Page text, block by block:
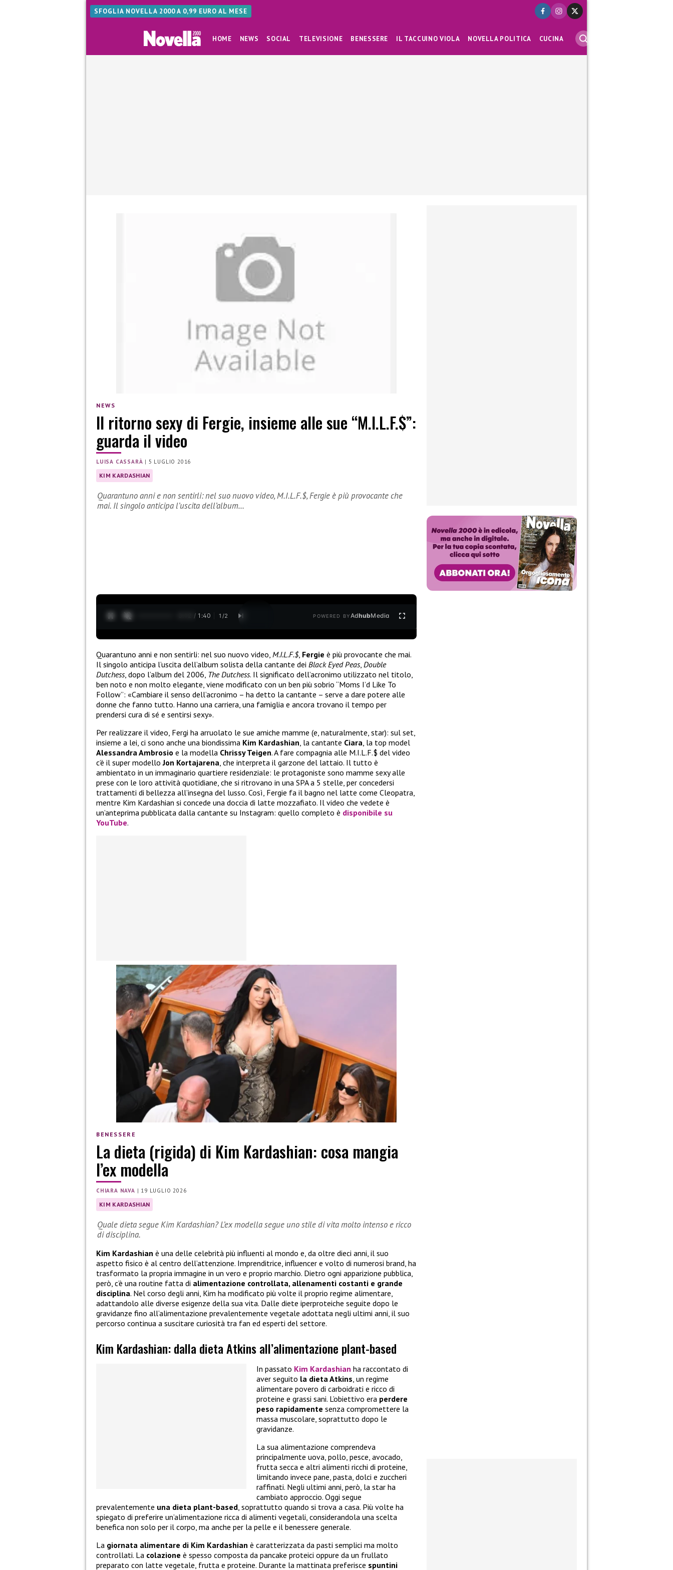
SFOGLIA NOVELLA 2000 A 0,99 EURO AL MESE
HOME NEWS SOCIAL TELEVISIONE BENESSERE IL TACCUINO VIOLA NOVELLA POLITICA CUCINA
NEWS
Il ritorno sexy di Fergie, insieme alle sue “M.I.L.F.$”:
guarda il video
LUISA CASSARÀ | 5 LUGLIO 2016
KIM KARDASHIAN
Quarantuno anni e non sentirli: nel suo nuovo video, M.I.L.F.$, Fergie è più provocante che
mai. Il singolo anticipa l’uscita dell’album…
0:13 / 1:40 1 /2 POWERED BYAdhubMedia
Quarantuno anni e non sentirli: nel suo nuovo video, M.I.L.F.$, Fergie è più provocante che mai.
Il singolo anticipa l’uscita dell’album solista della cantante dei Black Eyed Peas, Double
Dutchess, dopo l’album del 2006, The Dutchess. Il significato dell’acronimo utilizzato nel titolo,
ben noto e non molto elegante, viene modificato con un ben più sobrio “Moms I’d Like To
Follow”: «Cambiare il senso dell’acronimo – ha detto la cantante – serve a dare potere alle
donne che fanno tutto. Hanno una carriera, una famiglia e ancora trovano il tempo per
prendersi cura di sé e sentirsi sexy».
Per realizzare il video, Fergi ha arruolato le sue amiche mamme (e, naturalmente, star): sul set,
insieme a lei, ci sono anche una biondissima Kim Kardashian , la cantante Ciara , la top model
Alessandra Ambrosio e la modella Chrissy Teigen. A fare compagnia alle M.I.L.F.$ del video
c’è il super modelloJon Kortajarena , che interpreta il garzone del lattaio. Il tutto è
ambientato in un immaginario quartiere residenziale: le protagoniste sono mamme sexy alle
prese con le loro attività quotidiane, che si ritrovano in una SPA a 5 stelle, per concedersi
trattamenti di bellezza all’insegna del lusso. Così, Fergie fa il bagno nel latte come Cleopatra,
mentre Kim Kardashian si concede una doccia di latte mozzafiato. Il video che vedete è
un’anteprima pubblicata dalla cantante su Instagram: quello completo è disponibile su
YouTube.
BENESSERE
La dieta (rigida) di Kim Kardashian: cosa mangia
l’ex modella
CHIARA NAVA | 19 LUGLIO 2026
KIM KARDASHIAN
Quale dieta segue Kim Kardashian? L’ex modella segue uno stile di vita molto intenso e ricco
di disciplina.
Kim Kardashian è una delle celebrità più influenti al mondo e, da oltre dieci anni, il suo
aspetto fisico è al centro dell’attenzione. Imprenditrice, influencer e volto di numerosi brand, ha
trasformato la propria immagine in un vero e proprio marchio. Dietro ogni apparizione pubblica,
però, c’è una routine fatta di alimentazione controllata, allenamenti costanti e grande
disciplina. Nel corso degli anni, Kim ha modificato più volte il proprio regime alimentare,
adattandolo alle diverse esigenze della sua vita. Dalle diete iperproteiche seguite dopo le
gravidanze fino all’alimentazione prevalentemente vegetale adottata negli ultimi anni, il suo
percorso continua a suscitare curiosità tra fan ed esperti del settore.
Kim Kardashian: dalla dieta Atkins all’alimentazione plant-based
In passato Kim Kardashian ha raccontato di
aver seguito la dieta Atkins, un regime
alimentare povero di carboidrati e ricco di
proteine e grassi sani. L’obiettivo era perdere
peso rapidamente senza compromettere la
massa muscolare, soprattutto dopo le
gravidanze.
La sua alimentazione comprendeva
principalmente uova, pollo, pesce, avocado,
frutta secca e altri alimenti ricchi di proteine,
limitando invece pane, pasta, dolci e zuccheri
raffinati. Negli ultimi anni, però, la star ha
cambiato approccio. Oggi segue
prevalentemente una dieta plant-based, soprattutto quando si trova a casa. Più volte ha
spiegato di preferire un’alimentazione ricca di alimenti vegetali, considerandola una scelta
benefica non solo per il corpo, ma anche per la pelle e il benessere generale.
La giornata alimentare di Kim Kardashian è caratterizzata da pasti semplici ma molto
controllati. La colazione è spesso composta da pancake proteici oppure da un frullato
preparato con latte vegetale, frutta e proteine. Durante la mattinata preferisce spuntini